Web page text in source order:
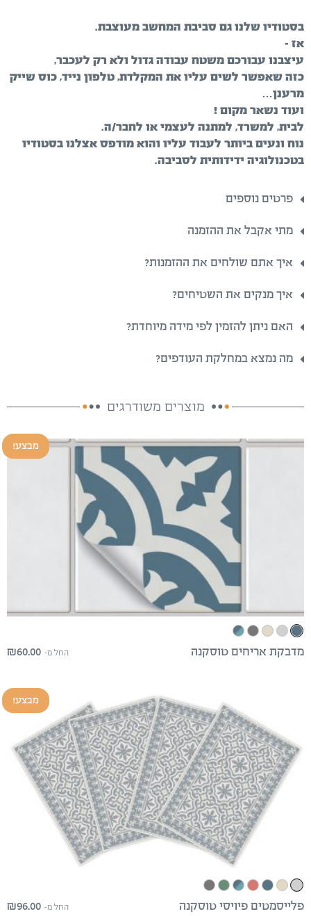
בסטודיו שלנו גם סביבת המחשב מעוצבת.
אז –
עיצבנו עבורכם משטח עבודה גדול ולא רק לעכבר,
כזה שאפשר לשים עליו את המקלדת, טלפון נייד, כוס שייק
מרענן…
ועוד נשאר מקום !
לבית, למשרד, למתנה לעצמי או לחבר/ה.
נוח ונעים ביותר לעבוד עליו והוא מודפס אצלנו בסטודיו
בטכנולוגיה ידידותית לסביבה.
פרטים נוספים
מתי אקבל את ההזמנה
איך אתם שולחים את ההזמנות?
איך מנקים את השטיחים?
האם ניתן להזמין לפי מידה מיוחדת?
מה נמצא במחלקת העודפים?
מוצרים משודרגים
מבצע!
מדבקת אריחים טוסקנה החל מ- ₪60.00
מבצע!
פלייסמטים פיויסי טוסקנה החל מ- ₪96.00